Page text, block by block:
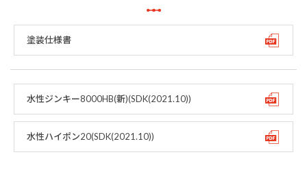
塗装仕様書
水性ジンキー8000HB(新)(SDK(2021.10))
水性ハイポン20(SDK(2021.10))